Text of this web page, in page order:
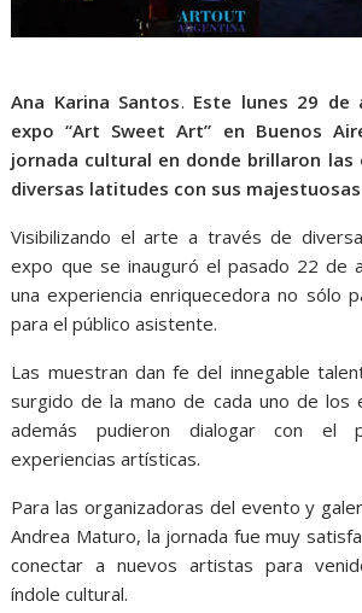
Ana Karina Santos. Este lunes 29 de
expo “Art Sweet Art” en Buenos
jornada cultural en donde brillaron
diversas latitudes con sus
Visibilizando el arte a través de
expo que se inauguró el pasado 22 de
una experiencia enriquecedora no sólo
para el público asistente.
Las muestran dan fe del innegable
surgido de la mano de cada uno de los
además pudieron dialogar con el
experiencias artísticas.
Para las organizadoras del evento y
Andrea Maturo, la jornada fue muy
conectar a nuevos artistas para
índole cultural.